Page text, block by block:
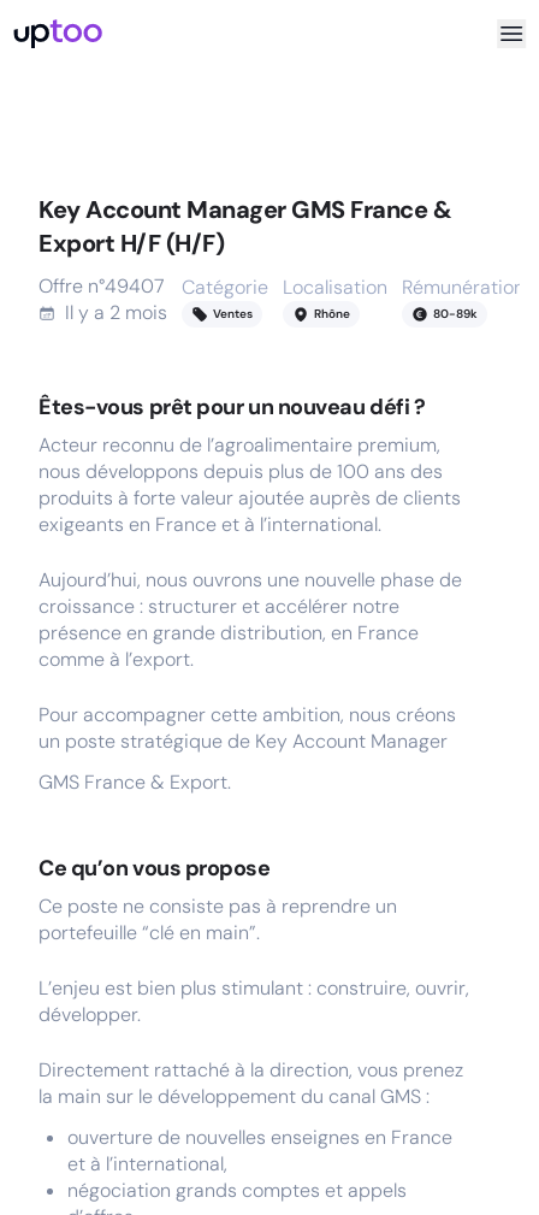
Key Account Manager GMS France &
Export H/F (H/F)
Offre n°49407
Il y a 2 mois
Catégorie
Ventes
Localisation
Rhône
Rémunération
80-89k
Êtes-vous prêt pour un nouveau défi ?
Acteur reconnu de l’agroalimentaire premium,
nous développons depuis plus de 100 ans des
produits à forte valeur ajoutée auprès de clients
exigeants en France et à l’international.
Aujourd’hui, nous ouvrons une nouvelle phase de
croissance : structurer et accélérer notre
présence en grande distribution, en France
comme à l’export.
Pour accompagner cette ambition, nous créons
un poste stratégique de Key Account Manager
GMS France & Export.
Ce qu’on vous propose
Ce poste ne consiste pas à reprendre un
portefeuille “clé en main”.
L’enjeu est bien plus stimulant : construire, ouvrir,
développer.
Directement rattaché à la direction, vous prenez
la main sur le développement du canal GMS :
ouverture de nouvelles enseignes en France
et à l’international,
négociation grands comptes et appels